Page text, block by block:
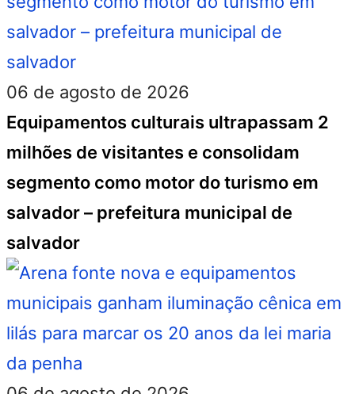
06 de agosto de 2026
Equipamentos culturais ultrapassam 2
milhões de visitantes e consolidam
segmento como motor do turismo em
salvador – prefeitura municipal de
salvador